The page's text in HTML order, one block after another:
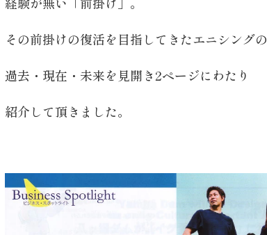
その前掛けの復活を目指してきたエニシングの
過去・現在・未来を見開き2ページにわたり
紹介して頂きました。